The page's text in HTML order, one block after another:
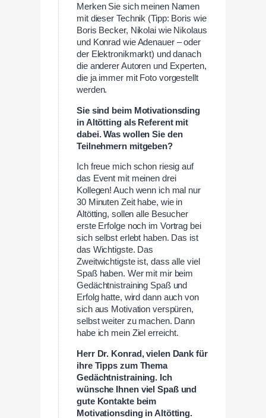
Merken Sie sich meinen Namen
mit dieser Technik (Tipp: Boris wie
Boris Becker, Nikolai wie Nikolaus
und Konrad wie Adenauer – oder
der Elektronikmarkt) und danach
die anderer Autoren und Experten,
die ja immer mit Foto vorgestellt
werden.
Sie sind beim Motivationsding
in Altötting als Referent mit
dabei. Was wollen Sie den
Teilnehmern mitgeben?
Ich freue mich schon riesig auf
das Event mit meinen drei
Kollegen! Auch wenn ich mal nur
30 Minuten Zeit habe, wie in
Altötting, sollen alle Besucher
erste Erfolge noch im Vortrag bei
sich selbst erlebt haben. Das ist
das Wichtigste. Das
Zweitwichtigste ist, dass alle viel
Spaß haben. Wer mit mir beim
Gedächtnistraining Spaß und
Erfolg hatte, wird dann auch von
sich aus Motivation verspüren,
selbst weiter zu machen. Dann
habe ich mein Ziel erreicht.
Herr Dr. Konrad, vielen Dank für
ihre Tipps zum Thema
Gedächtnistraining. Ich
wünsche Ihnen viel Spaß und
gute Kontakte beim
Motivationsding in Altötting.